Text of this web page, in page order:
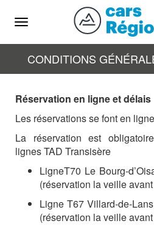
Menu
CONDITIONS
Réservation en ligne et délais
Les réservations se font en
La réservation est
lignes TAD Transisère
LigneT70 Le Bourg-
(réservation la veille
Ligne T67 Villard-de-
(réservation la veille